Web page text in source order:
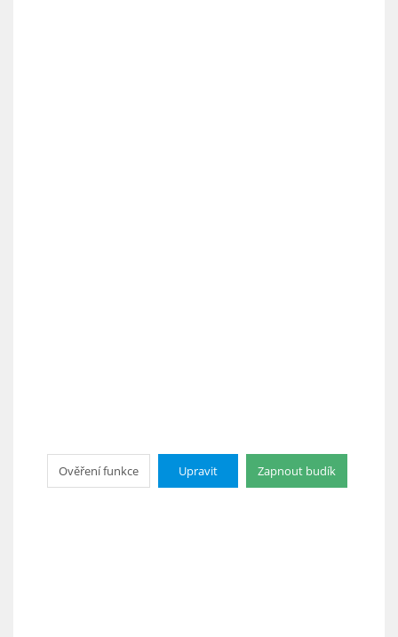
Ověření funkce Upravit Zapnout budík